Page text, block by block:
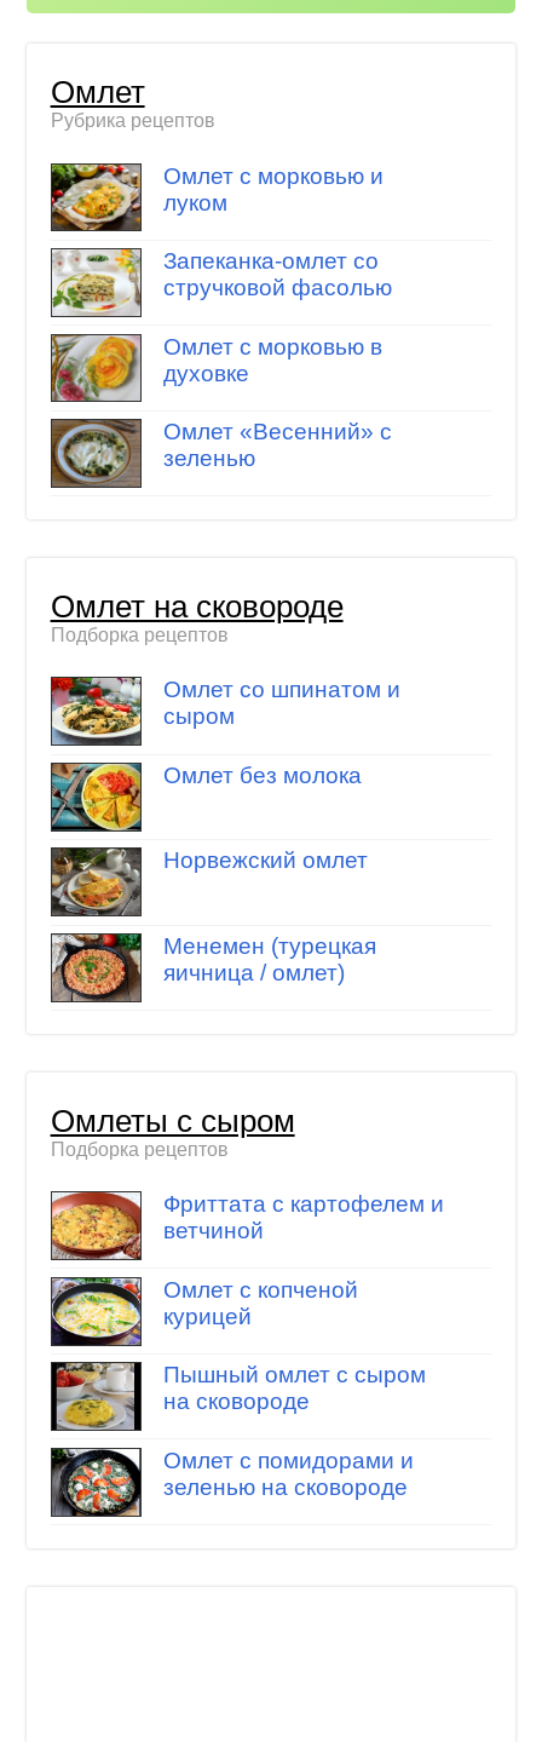
Омлет
Рубрика рецептов
Омлет с морковью и
луком
Запеканка-омлет со
стручковой фасолью
Омлет с морковью в
духовке
Омлет «Весенний» с
зеленью
Омлет на сковороде
Подборка рецептов
Омлет со шпинатом и
сыром
Омлет без молока
Норвежский омлет
Менемен (турецкая
яичница / омлет)
Омлеты с сыром
Подборка рецептов
Фриттата с картофелем и
ветчиной
Омлет с копченой
курицей
Пышный омлет с сыром
на сковороде
Омлет с помидорами и
зеленью на сковороде